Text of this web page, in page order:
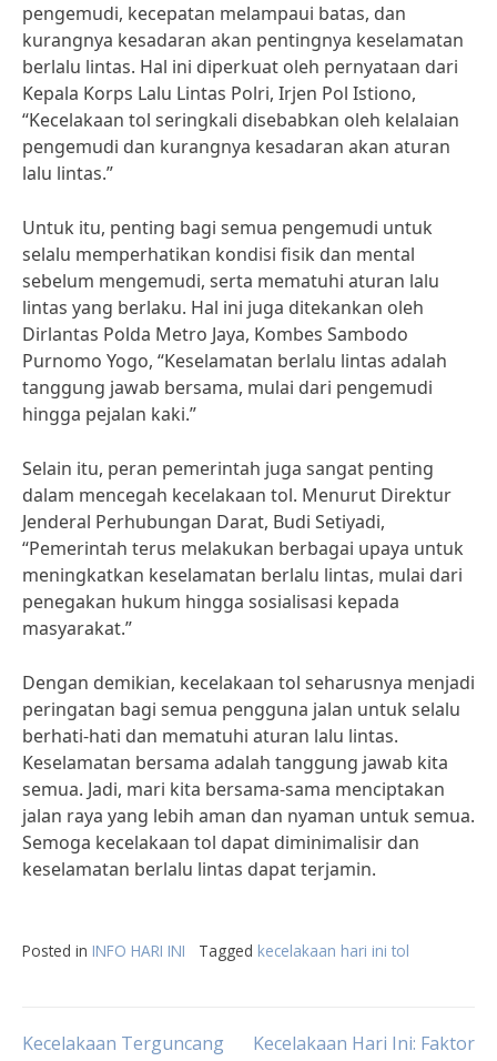
pengemudi, kecepatan melampaui batas, dan
kurangnya kesadaran akan pentingnya keselamatan
berlalu lintas. Hal ini diperkuat oleh pernyataan dari
Kepala Korps Lalu Lintas Polri, Irjen Pol Istiono,
“Kecelakaan tol seringkali disebabkan oleh kelalaian
pengemudi dan kurangnya kesadaran akan aturan
lalu lintas.”
Untuk itu, penting bagi semua pengemudi untuk
selalu memperhatikan kondisi fisik dan mental
sebelum mengemudi, serta mematuhi aturan lalu
lintas yang berlaku. Hal ini juga ditekankan oleh
Dirlantas Polda Metro Jaya, Kombes Sambodo
Purnomo Yogo, “Keselamatan berlalu lintas adalah
tanggung jawab bersama, mulai dari pengemudi
hingga pejalan kaki.”
Selain itu, peran pemerintah juga sangat penting
dalam mencegah kecelakaan tol. Menurut Direktur
Jenderal Perhubungan Darat, Budi Setiyadi,
“Pemerintah terus melakukan berbagai upaya untuk
meningkatkan keselamatan berlalu lintas, mulai dari
penegakan hukum hingga sosialisasi kepada
masyarakat.”
Dengan demikian, kecelakaan tol seharusnya menjadi
peringatan bagi semua pengguna jalan untuk selalu
berhati-hati dan mematuhi aturan lalu lintas.
Keselamatan bersama adalah tanggung jawab kita
semua. Jadi, mari kita bersama-sama menciptakan
jalan raya yang lebih aman dan nyaman untuk semua.
Semoga kecelakaan tol dapat diminimalisir dan
keselamatan berlalu lintas dapat terjamin.
Posted in INFO HARI INI Tagged kecelakaan hari ini tol
Kecelakaan Terguncang
Kecelakaan Hari Ini: Faktor